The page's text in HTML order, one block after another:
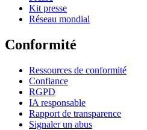
Kit presse
Réseau mondial
Conformité
Ressources de conformité
Confiance
RGPD
IA responsable
Rapport de transparence
Signaler un abus